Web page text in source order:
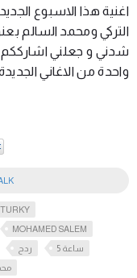
اغنية هذا الاسبوع
التركي ومحمد السالم
شدني و جعلني اشارككم
واحدة من الاغاني
MOHAMED SALEM
ردح
ساعة 5